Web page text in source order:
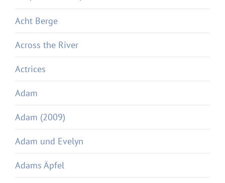
Acht Berge
Across the River
Actrices
Adam
Adam (2009)
Adam und Evelyn
Adams Äpfel